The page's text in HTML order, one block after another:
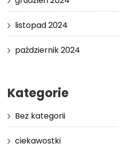
listopad 2024
październik 2024
Kategorie
Bez kategorii
ciekawostki